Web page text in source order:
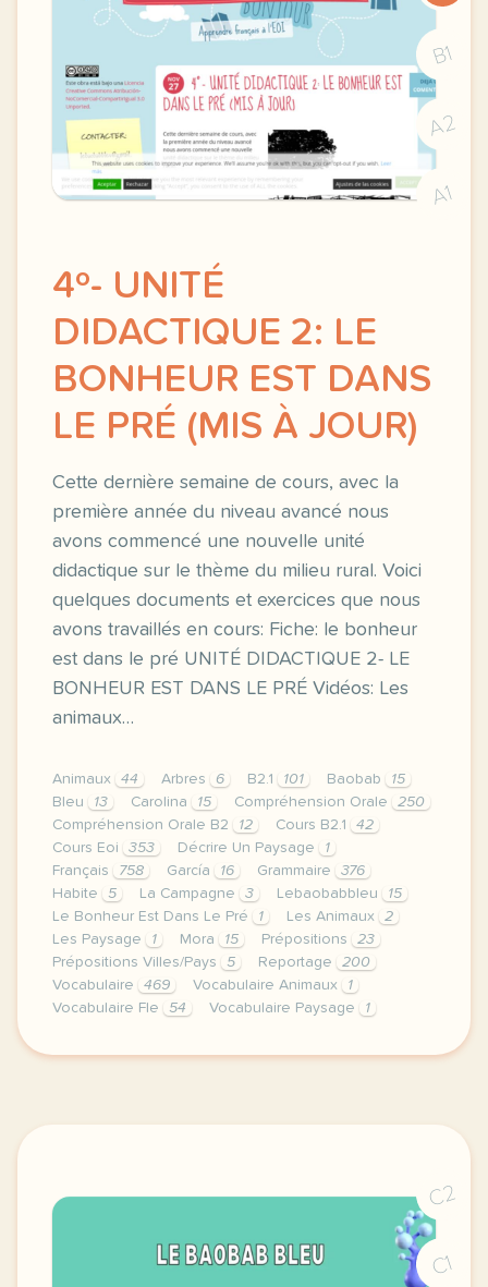
B1
A2
A1
4º- UNITÉ
DIDACTIQUE 2: LE
BONHEUR EST DANS
LE PRÉ (MIS À JOUR)
Cette dernière semaine de cours, avec la
première année du niveau avancé nous
avons commencé une nouvelle unité
didactique sur le thème du milieu rural. Voici
quelques documents et exercices que nous
avons travaillés en cours: Fiche: le bonheur
est dans le pré UNITÉ DIDACTIQUE 2- LE
BONHEUR EST DANS LE PRÉ Vidéos: Les
animaux…
Animaux 44 Arbres 6 B2.1 101 Baobab
15
Bleu
13 Carolina 15 Compréhension Orale
250
Compréhension Orale B2
12 Cours B2.1
42
Cours Eoi
353 Décrire Un Paysage
1
Français
758 García 16 Grammaire
376
Habite
5 La Campagne 3 Lebaobabbleu
15
Le Bonheur Est Dans Le Pré
1 Les Animaux
2
Les Paysage
1 Mora 15 Prépositions
23
Prépositions Villes/Pays
5 Reportage
200
Vocabulaire
469 Vocabulaire Animaux
1
Vocabulaire Fle
54 Vocabulaire Paysage 1
cette derniere semaine de cours avec la
C2
C1